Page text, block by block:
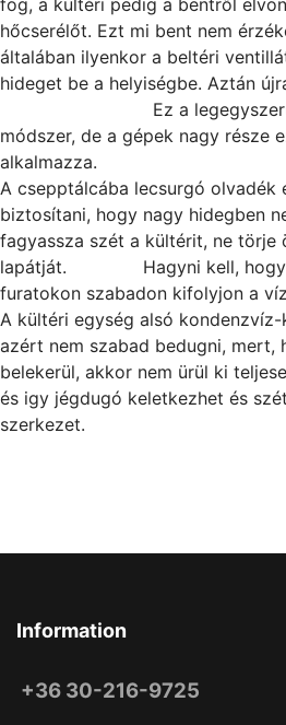
fog, a kültéri pedig a bentről
hőcserélőt. Ezt mi bent nem
általában ilyenkor a beltéri
hideget be a helyiségbe.
Ez a legegyszerűbb
módszer, de a gépek nagy része
A csepptálcába lecsurgó olvadék
biztosítani, hogy nagy hidegben
fagyassza szét a kültérit, ne törje
lapátját. Hagyni kell, hogy a
furatokon szabadon
A kültéri egység alsó
azért nem szabad bedugni, mert,
belekerül, akkor nem ürül ki
és igy jégdugó keletkezhet és
szerkezet.
Information
+36 30-216-9725